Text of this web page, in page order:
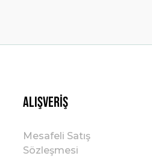
Alışveriş
Mesafeli Satış
Sözleşmesi